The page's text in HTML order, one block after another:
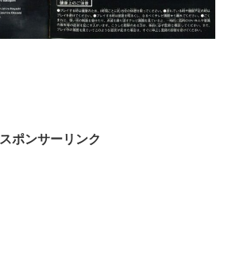
スポンサーリンク